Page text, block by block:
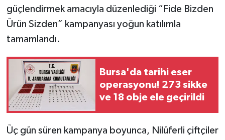
güçlendirmek amacıyla düzenlediği “Fide Bizden
Ürün Sizden” kampanyası yoğun katılımla
tamamlandı.
Bursa'da tarihi eser
operasyonu! 273 sikke
ve 18 obje ele geçirildi
Üç gün süren kampanya boyunca, Nilüferli çiftçiler